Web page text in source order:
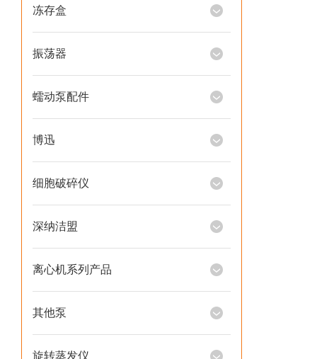
冻存盒
振荡器
蠕动泵配件
博迅
细胞破碎仪
深纳洁盟
离心机系列产品
其他泵
旋转蒸发仪